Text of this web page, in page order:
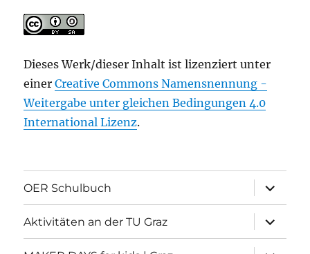
Dieses Werk/dieser Inhalt ist lizenziert unter
einerCreative Commons Namensnennung -
Weitergabe unter gleichen Bedingungen 4.0
International Lizenz.
OER Schulbuch
öffnen
Aktivitäten an der TU Graz
öffnen